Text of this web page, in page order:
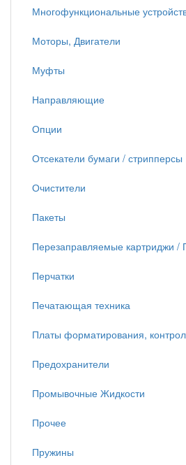
Многофункциональные
Моторы, Двигатели
Муфты
Направляющие
Опции
Отсекатели бумаги / стрипперсы
Очистители
Пакеты
Перезаправляемые картриджи /
Перчатки
Печатающая техника
Платы форматирования,
Предохранители
Промывочные Жидкости
Прочее
Пружины